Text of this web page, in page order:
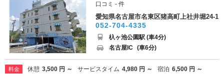
口コミ - 件
愛知県名古屋市名東区猪高町上社井堀24-1
052-704-4335
杁ヶ池公園駅 (車4分)
名古屋IC (車6分)
料金 休憩 3,500 円 ～ サービスタイム 4,980 円 ～ 宿泊 6,500 円 ～